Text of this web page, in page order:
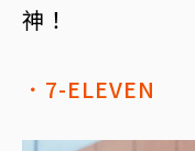
神！
．7-ELEVEN